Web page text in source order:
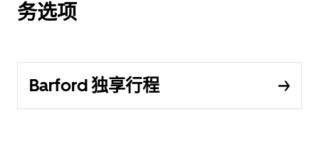
务选项
Barford 独享行程